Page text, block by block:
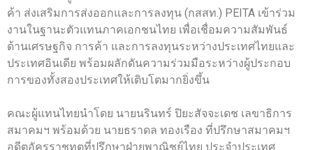
ค้า ส่งเสริมการส่งออกและการลงทุน (กสสท.) PEITA เข้าร่วม
งานในฐานะตัวแทนภาคเอกชนไทย เพื่อเชื่อมความสัมพันธ์
ด้านเศรษฐกิจ การค้า และการลงทุนระหว่างประเทศไทยและ
ประเทศอินเดีย พร้อมผลักดันความร่วมมือระหว่างผู้ประกอบ
การของทั้งสองประเทศให้เติบโตมากยิ่งขึ้น
คณะผู้แทนไทยนำโดย นายนรินทร์ ปิยะสัจจะเดช เลขาธิการ
สมาคมฯ พร้อมด้วย นายธราดล ทองเรือง ที่ปรึกษาสมาคมฯ
อดีตอัครราชทูตที่ปรึกษาฝ่ายพาณิชย์ไทย ประจำประเทศ